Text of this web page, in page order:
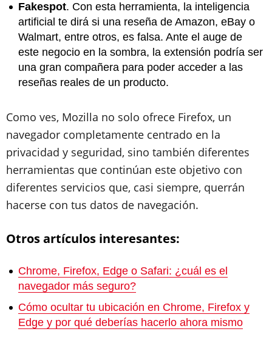
Fakespot. Con esta herramienta, la inteligencia
artificial te dirá si una reseña de Amazon, eBay o
Walmart, entre otros, es falsa. Ante el auge de
este negocio en la sombra, la extensión podría ser
una gran compañera para poder acceder a las
reseñas reales de un producto.
Como ves, Mozilla no solo ofrece Firefox, un
navegador completamente centrado en la
privacidad y seguridad, sino también diferentes
herramientas que continúan este objetivo con
diferentes servicios que, casi siempre, querrán
hacerse con tus datos de navegación.
Otros artículos interesantes:
Chrome, Firefox, Edge o Safari: ¿cuál es el
navegador más seguro?
Cómo ocultar tu ubicación en Chrome, Firefox y
Edge y por qué deberías hacerlo ahora mismo